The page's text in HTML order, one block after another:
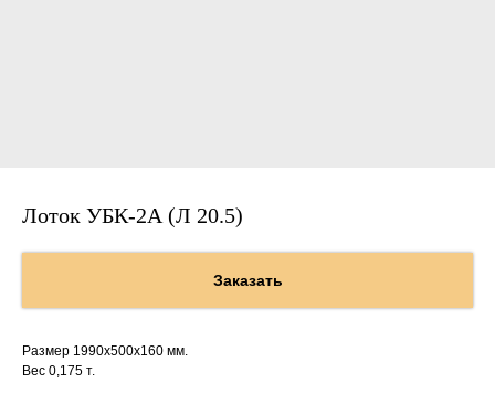
Лоток УБК-2А (Л 20.5)
Заказать
Размер 1990х500х160 мм.
Вес 0,175 т.